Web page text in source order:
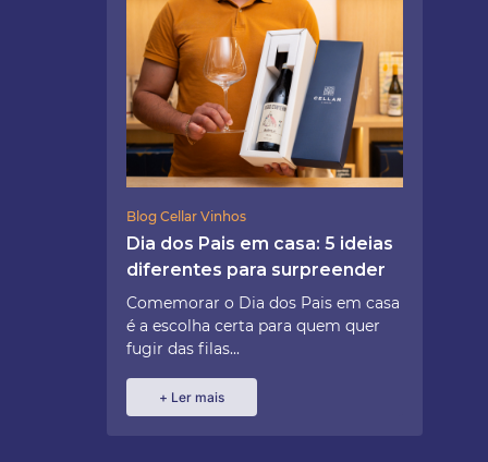
Blog Cellar Vinhos
Dia dos Pais em casa: 5 ideias
diferentes para surpreender
Comemorar o Dia dos Pais em casa
é a escolha certa para quem quer
fugir das filas...
+ Ler mais